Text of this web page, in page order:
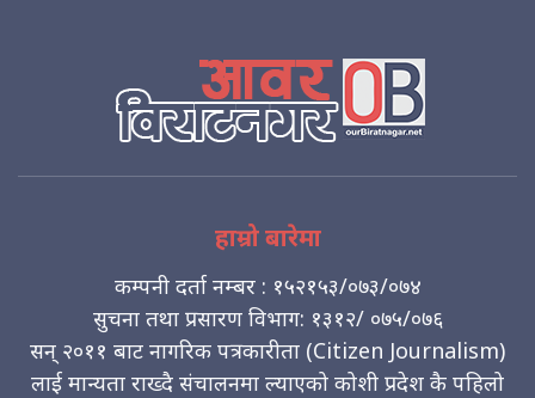
हाम्रो बारेमा
कम्पनी दर्ता नम्बर : १५२१५३/०७३/०७४
सुचना तथा प्रसारण विभाग: १३१२/ ०७५/०७६
सन् २०११ बाट नागरिक पत्रकारीता (Citizen Journalism)
लाई मान्यता राख्दै संचालनमा ल्याएको कोशी प्रदेश कै पहिलो